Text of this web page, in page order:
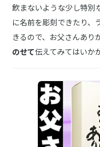
飲まないような少し特別
に名前を彫刻できたり、
きるので、お父さんあり
のせて伝えてみてはいか